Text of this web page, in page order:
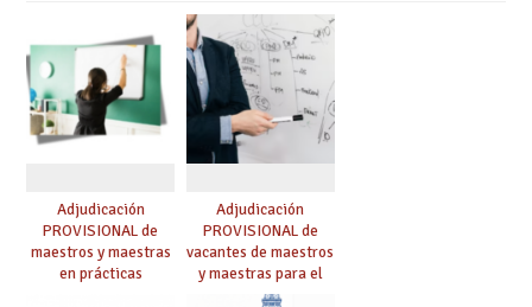
Adjudicación
PROVISIONAL de
maestros y maestras
en prácticas
Adjudicación
PROVISIONAL de
vacantes de maestros
y maestras para el
curso 26-27